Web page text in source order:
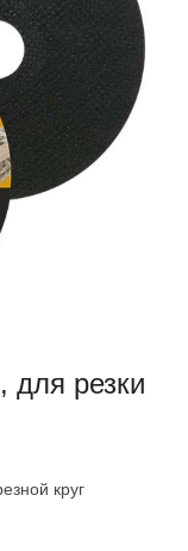
для резки
круг